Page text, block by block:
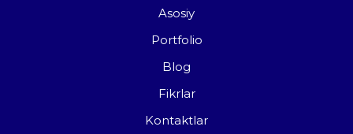
Asosiy
Portfolio
Blog
Fikrlar
Kontaktlar